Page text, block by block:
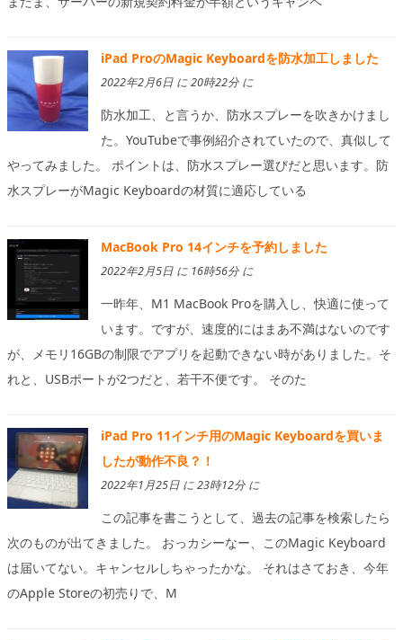
iPad ProのMagic Keyboardを防水加工しました
2022年2月6日 に 20時22分 に
防水加工、と言うか、防水スプレーを吹きかけまし
た。YouTubeで事例紹介されていたので、真似して
やってみました。 ポイントは、防水スプレー選びだと思います。防
水スプレーがMagic Keyboardの材質に適応している
MacBook Pro 14インチを予約しました
2022年2月5日 に 16時56分 に
一昨年、M1 MacBook Proを購入し、快適に使って
います。ですが、速度的にはまあ不満はないのです
が、メモリ16GBの制限でアプリを起動できない時がありました。そ
れと、USBポートが2つだと、若干不便です。 そのた
iPad Pro 11インチ用のMagic Keyboardを買いま
したが動作不良？！
2022年1月25日 に 23時12分 に
この記事を書こうとして、過去の記事を検索したら
次のものが出てきました。 おっカシーなー、このMagic Keyboard
は届いてない。キャンセルしちゃったかな。 それはさておき、今年
のApple Storeの初売りで、M